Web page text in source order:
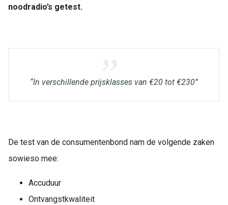
noodradio’s getest.
“In verschillende prijsklasses van €20 tot €230”
De test van de consumentenbond nam de volgende zaken
sowieso mee:
Accuduur
Ontvangstkwaliteit